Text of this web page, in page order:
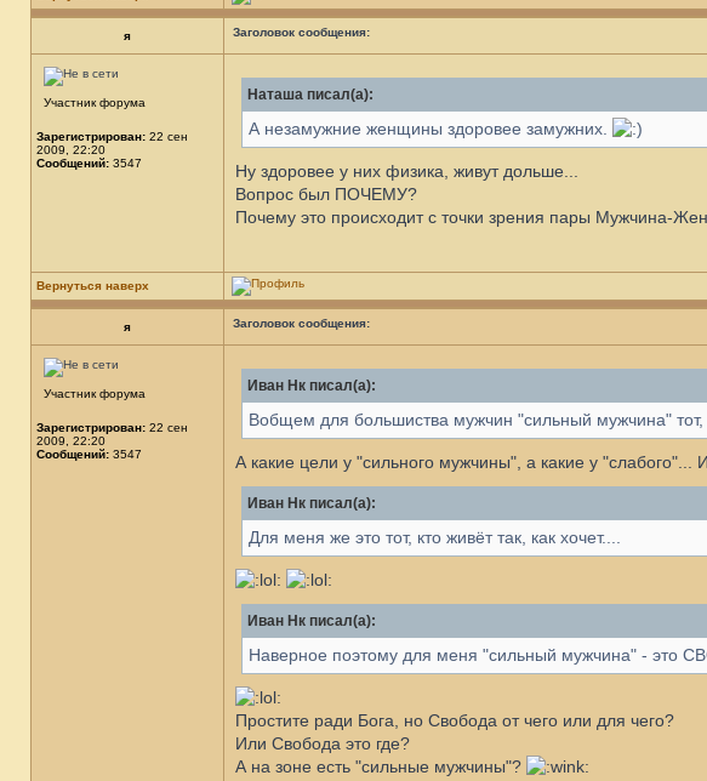
я Заголовок сообщения:
Участник форума
Зарегистрирован: 22 сен
2009, 22:20
Сообщений: 3547
Наташа писал(а):
А незамужние женщины здоровее замужних.
Ну здоровее у них физика, живут дольше...
Вопрос был ПОЧЕМУ?
Почему это происходит с точки зрения пары Мужчина-
Вернуться наверх
я Заголовок сообщения:
Участник форума
Зарегистрирован: 22 сен
2009, 22:20
Сообщений: 3547
Иван Нк писал(а):
Вобщем для большиства мужчин "сильный мужчина"
А какие цели у "сильного мужчины", а какие у
Иван Нк писал(а):
Для меня же это тот, кто живёт так, как хочет....
Иван Нк писал(а):
Наверное поэтому для меня "сильный мужчина" -
Простите ради Бога, но Свобода от чего или для чего?
Или Свобода это где?
А на зоне есть "сильные мужчины"?